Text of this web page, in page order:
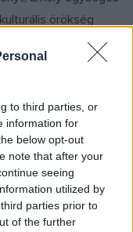
to third parties, or
information for
below opt-out
note that after your
seeing
utilized by
parties prior to
of the further
örökség
módosítása új
fogalmát.
országos
- elődje, az
Felügyelet révén -
a